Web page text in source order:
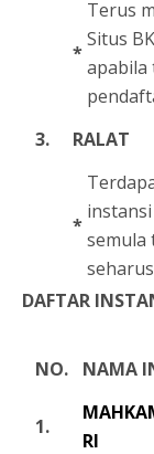
*
Terus
Situs
apabila
3.
RALAT
*
semula
DAFTAR
NO. NAMA
1.
RI